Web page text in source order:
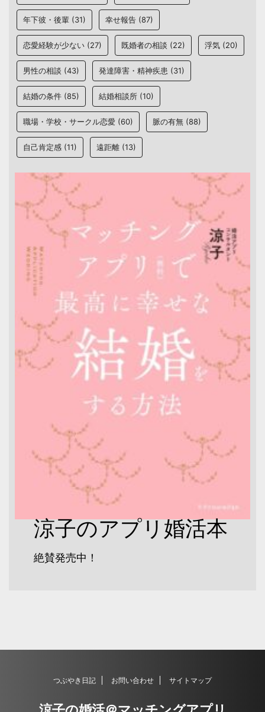
年下彼・後輩 (31) 幸せ報告 (87)
恋愛経験が少ない (27) 既婚者の相談 (22) 浮気 (20)
男性の相談 (43) 発達障害・精神疾患 (31)
結婚の条件 (85) 結婚相談所 (10)
職場・学校・サークル恋愛 (60) 脈の有無 (88)
自己肯定感 (11) 遠距離 (13)
涼子のアプリ婚活本
絶賛発売中！
つぶやき日記 お問い合わせ サイトマップ